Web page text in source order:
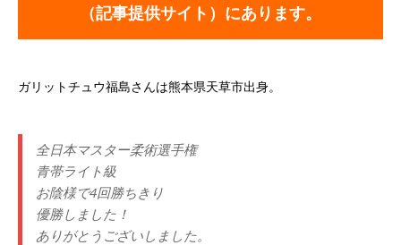
（記事提供サイト）にあります。
ガリットチュウ福島さんは熊本県天草市出身。
全日本マスター柔術選手権
青帯ライト級
お陰様で4回勝ちきり
優勝しました！
ありがとうございしました。